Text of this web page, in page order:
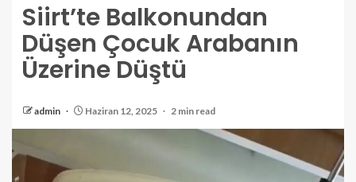
Siirt’te Balkonundan
Düşen Çocuk Arabanın
Üzerine Düştü
admin Haziran 12, 2025 2 min read